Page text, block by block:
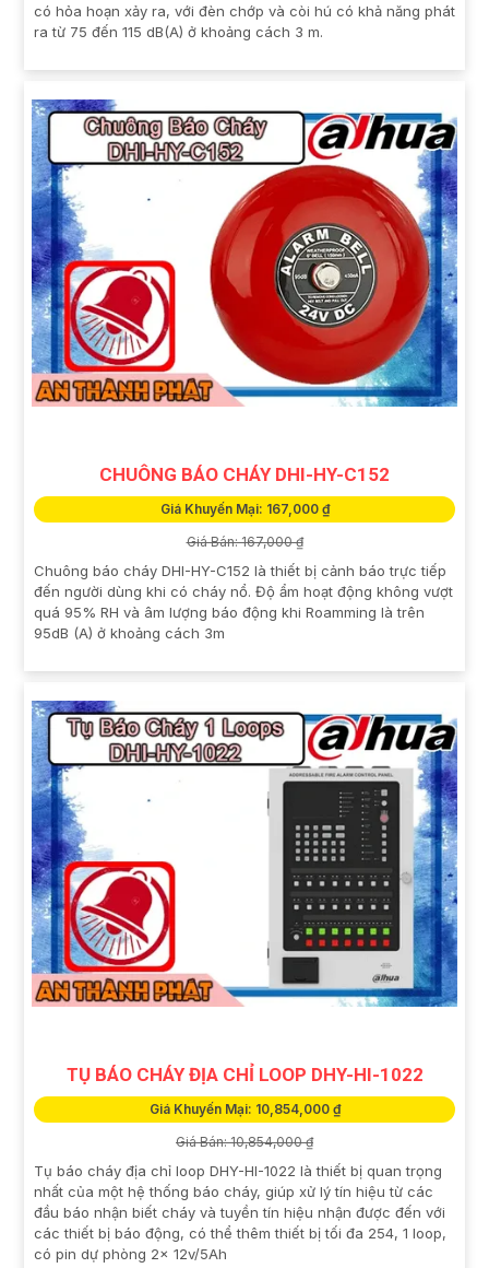
có hỏa hoạn xảy ra, với đèn chớp và còi hú có khả năng phát
ra từ 75 đến 115 dB(A) ở khoảng cách 3 m.
CHUÔNG BÁO CHÁY DHI-HY-C152
Giá Khuyến Mại: 167,000 ₫
Giá Bán: 167,000 ₫
Chuông báo cháy DHI-HY-C152 là thiết bị cảnh báo trực tiếp
đến người dùng khi có cháy nổ. Độ ẩm hoạt động không vượt
quá 95% RH và âm lượng báo động khi Roamming là trên
95dB (A) ở khoảng cách 3m
TỤ BÁO CHÁY ĐỊA CHỈ LOOP DHY-HI-1022
Giá Khuyến Mại: 10,854,000 ₫
Giá Bán: 10,854,000 ₫
Tụ báo cháy địa chỉ loop DHY-HI-1022 là thiết bị quan trọng
nhất của một hệ thống báo cháy, giúp xử lý tín hiệu từ các
đầu báo nhận biết cháy và tuyền tín hiệu nhận được đến với
các thiết bị báo động, có thể thêm thiết bị tối đa 254, 1 loop,
có pin dự phòng 2x 12v/5Ah